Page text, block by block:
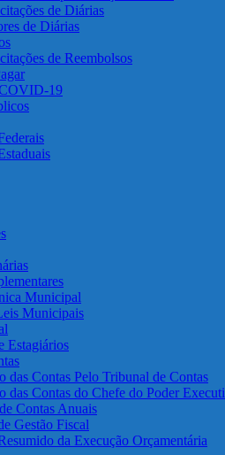
de Diárias
de Diárias
de Reembolsos
19
Municipal
Municipais
Estagiários
das Contas Pelo Tribunal de Contas
das Contas do Chefe do Poder
Contas Anuais
Gestão Fiscal
da Execução Orçamentária